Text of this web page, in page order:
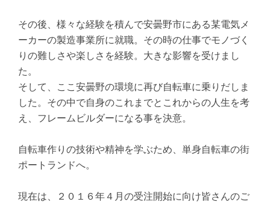
その後、様々な経験を積んで安曇野市にある某電気メ
ーカーの製造事業所に就職。その時の仕事でモノづく
りの難しさや楽しさを経験。大きな影響を受けまし
た。
そして、ここ安曇野の環境に再び自転車に乗りだしま
した。その中で自身のこれまでとこれからの人生を考
え、フレームビルダーになる事を決意。
自転車作りの技術や精神を学ぶため、単身自転車の街
ポートランドへ。
現在は、２０１６年４月の受注開始に向け皆さんのご